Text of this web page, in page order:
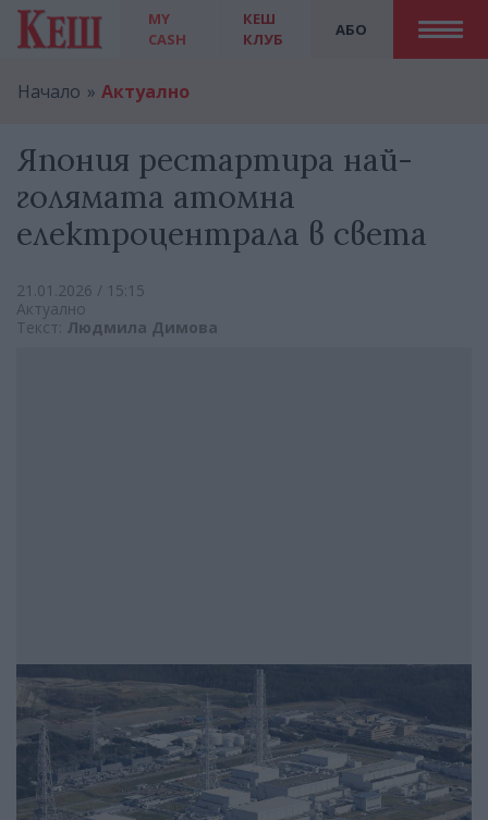
MY
CASH
АБО
КЕШ
КЛУБ
Начало Актуално
Япония рестартира най-
голямата атомна
електроцентрала в света
21.01.2026 / 15:15
Актуално
Текст: Людмила Димова